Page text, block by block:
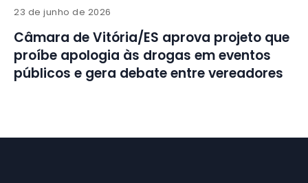
23 de junho de 2026
Câmara de Vitória/ES aprova projeto que
proíbe apologia às drogas em eventos
públicos e gera debate entre vereadores